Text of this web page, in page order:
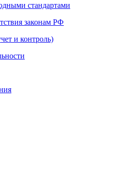
стандартами
законам РФ
и контроль)